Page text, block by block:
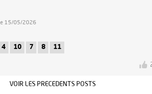
15/05/2026
4 10 7 8 11
VOIR LES PRECEDENTS POSTS